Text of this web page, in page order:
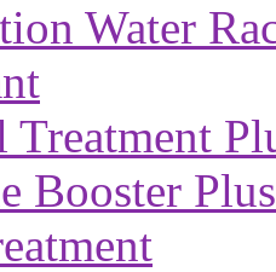
Water
Treatment
Booster Plus